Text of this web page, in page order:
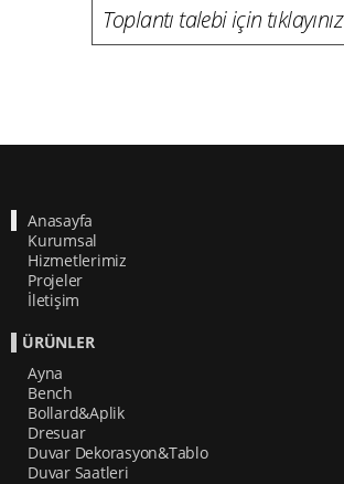
Toplantı talebi için tıklayınız
Anasayfa
Kurumsal
Hizmetlerimiz
Projeler
İletişim
ÜRÜNLER
Ayna
Bench
Bollard&Aplik
Dresuar
Duvar Dekorasyon&Tablo
Duvar Saatleri